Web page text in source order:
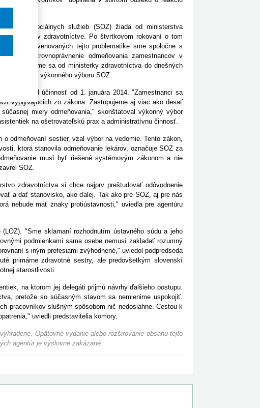
a sociálnych služieb (SOZ) žiada od ministerstva
v zdravotníctve. Po štvrtkovom rokovaní o tom
rezortu venovaných tejto problematike sme spoločne s
zrovnoprávnenie odmeňovania zamestnancov v
2012 sme sa od ministerky zdravotníctva do dnešných
členovia výkonného výboru SOZ.
nadobudol účinnosť od 1. januára 2014. "Zamestnanci sa
vyplývajúcich zo zákona. Zastupujeme aj viac ako desať
miery odmeňovania," skonštatoval výkonný výbor
na ošetrovateľskú prax a administratívnu činnosť.
odmeňovaní sestier, vzal výbor na vedomie. Tento zákon,
ktorá stanovila odmeňovanie lekárov, označuje SOZ za
musí byť riešené systémovým zákonom a nie
SOZ.
zdravotníctva si chce najprv preštudovať odôvodnenie
a dať stanovisko, ako ďalej. Tak ako pre SOZ, aj pre nás
nebude mať znaky protiústavnosti," uviedla pre agentúru
"Sme sklamaní rozhodnutím ústavného súdu a jeho
podmienkami sama osebe nemusí zakladať rozumný
s iným profesiami zvýhodnené," uviedol podpredseda
primárne zdravotné sestry, ale predovšetkým slovenskí
starostlivosti.
na ktorom jej delegáti prijmú návrhy ďalšieho postupu.
pretože so súčasným stavom sa nemienime uspokojiť.
pracovníkov slušným spôsobom nič nedosiahne. Cestou k
uviedli predstavitelia komory.
Opätovné vydanie alebo rozširovanie obsahu tejto
agentúr je výslovne zakázané.